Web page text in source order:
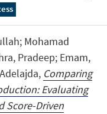
Mohamad
Pradeep; Emam,
Comparing
Evaluating
Score-Driven